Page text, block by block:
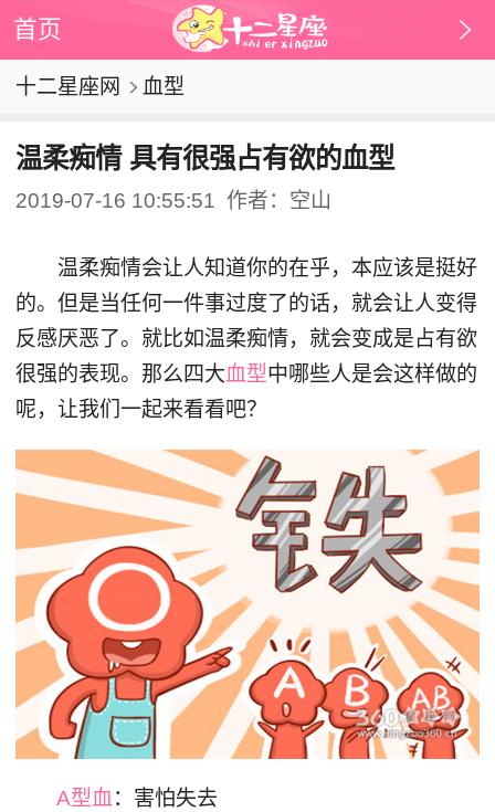
首页
十二星座网 血型
温柔痴情 具有很强占有欲的血型
2019-07-16 10:55:51 作者：空山
温柔痴情会让人知道你的在乎，本应该是挺好
的。但是当任何一件事过度了的话，就会让人变得
反感厌恶了。就比如温柔痴情，就会变成是占有欲
很强的表现。那么四大血型中哪些人是会这样做的
呢，让我们一起来看看吧？
A型血：害怕失去